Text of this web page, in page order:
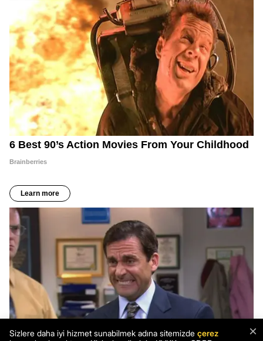
×
Sizlere daha iyi hizmet sunabilmek adına sitemizde çerez